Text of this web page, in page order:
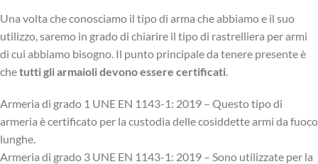
Una volta che conosciamo il tipo di arma che abbiamo e il suo
utilizzo, saremo in grado di chiarire il tipo di rastrelliera per armi
di cui abbiamo bisogno. Il punto principale da tenere presente è
chetutti gli armaioli devono essere certificati.
Armeria di grado 1 UNE EN 1143-1: 2019 – Questo tipo di
armeria è certificato per la custodia delle cosiddette armi da fuoco
lunghe.
Armeria di grado 3 UNE EN 1143-1: 2019 – Sono utilizzate per la